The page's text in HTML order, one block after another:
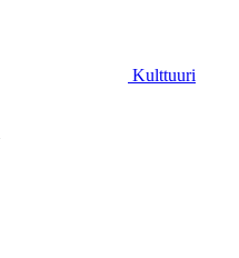
Kulttuuri